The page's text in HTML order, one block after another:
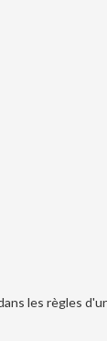
les règles